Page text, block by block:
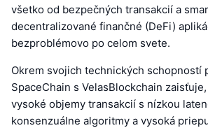
všetko od bezpečných transakcií a
decentralizované finančné (DeFi)
bezproblémovo po celom svete.
Okrem svojich technických schopností
SpaceChain s VelasBlockchain
vysoké objemy transakcií s nízkou
konsenzuálne algoritmy a vysoká